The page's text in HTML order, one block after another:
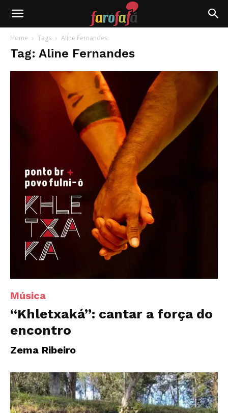
Farofafá
Home Tags Aline Fernandes
Tag: Aline Fernandes
Música
“Khletxaká”: cantar a força do
encontro
Zema Ribeiro